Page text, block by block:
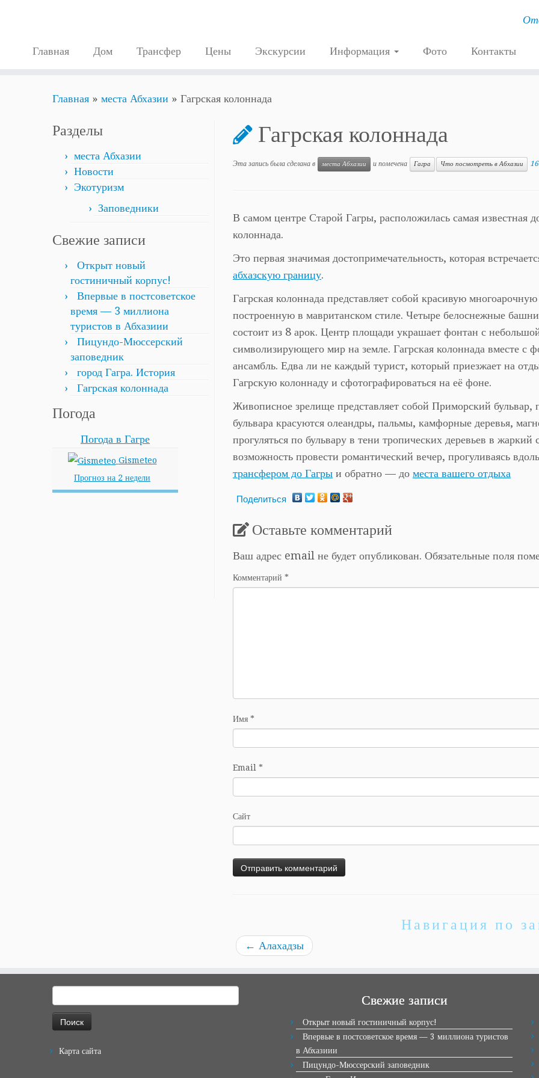
Главная Дом Трансфер Цены Экскурсии Информация Фото Контакты
Главная » места Абхазии » Гагрская колоннада
Разделы
места Абхазии
Новости
Экотуризм
Заповедники
Свежие записи
Открыт новый
гостиничный корпус!
Впервые в постсоветское
время — 3 миллиона
туристов в Абхазиии
Пицундо-Мюссерский
заповедник
город Гагра. История
Гагрская колоннада
Погода
Погода в Гагре
Gismeteo
Прогноз на 2 недели
Гагрская колоннада
Эта запись была сделана в места Абхазии и помечена Гагра Что посмотреть в Абхазии
В самом центре Старой Гагры, расположилась самая известная
колоннада.
Это первая значимая достопримечательность, которая
абхазскую границу.
Гагрская колоннада представляет собой красивую
построенную в мавританском стиле. Четыре белоснежные
состоит из 8 арок. Центр площади украшает фонтан с
символизирующего мир на земле. Гагрская колоннада вместе с
ансамбль. Едва ли не каждый турист, который приезжает на
Гагрскую колоннаду и сфотографироваться на её фоне.
Живописное зрелище представляет собой Приморский
бульвара красуются олеандры, пальмы, камфорные деревья,
прогуляться по бульвару в тени тропических деревьев в
возможность провести романтический вечер, прогуливаясь
трансфером до Гагры и обратно — до места вашего отдыха
Поделиться
Оставьте комментарий
Ваш адрес email не будет опубликован. Обязательные поля
Комментарий *
Имя *
Email *
Сайт
Навигация по
← Алахадзы
Карта сайта
Свежие записи
Открыт новый гостиничный корпус!
Впервые в постсоветское время — 3 миллиона туристов
в Абхазиии
Пицундо-Мюссерский заповедник